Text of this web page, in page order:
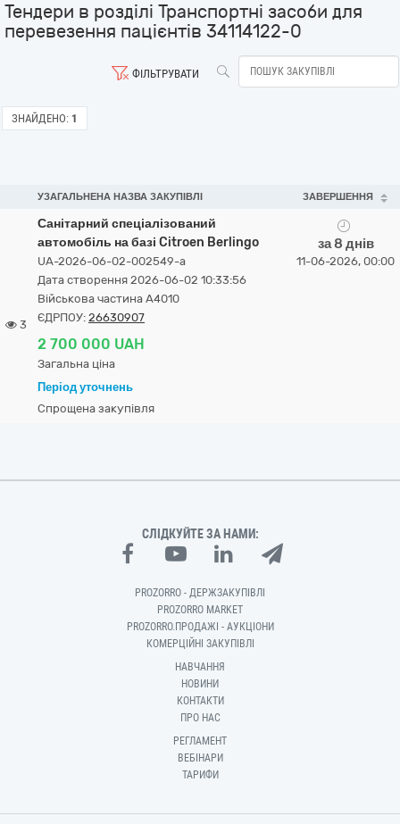
Тендери в розділі Транспортні засоби для
перевезення пацієнтів 34114122-0
ФІЛЬТРУВАТИ
ЗНАЙДЕНО: 1
УЗАГАЛЬНЕНА НАЗВА ЗАКУПІВЛІ ЗАВЕРШЕННЯ
3
Санітарний спеціалізований
автомобіль на базі Citroen Berlingo
UA-2026-06-02-002549-a
Дата створення 2026-06-02 10:33:56
Військова частина А4010
ЄДРПОУ: 26630907
2 700 000 UAH
Загальна ціна
Період уточнень
Спрощена закупівля
за 8 днів
11-06-2026, 00:00
СЛІДКУЙТЕ ЗА НАМИ:
PROZORRO - ДЕРЖЗАКУПІВЛІ
PROZORRO MARKET
PROZORRO.ПРОДАЖІ - АУКЦІОНИ
КОМЕРЦІЙНІ ЗАКУПІВЛІ
НАВЧАННЯ
НОВИНИ
КОНТАКТИ
ПРО НАС
РЕГЛАМЕНТ
ВЕБІНАРИ
ТАРИФИ